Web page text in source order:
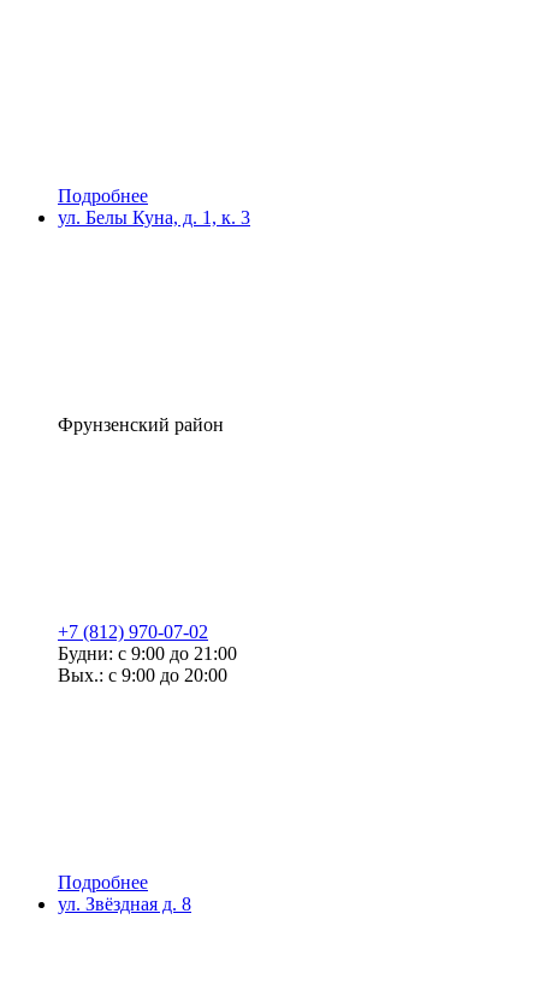
Подробнее
ул. Белы Куна, д. 1, к. 3
Фрунзенский район
+7 (812) 970-07-02
Будни: с 9:00 до 21:00
Вых.: с 9:00 до 20:00
Подробнее
ул. Звёздная д. 8